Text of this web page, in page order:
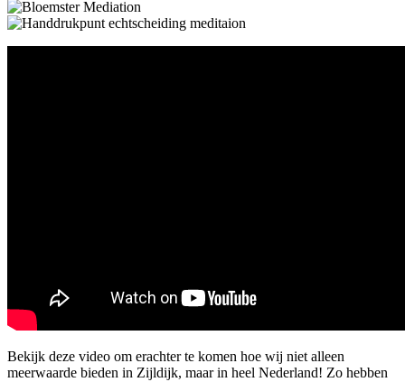
Bekijk deze video om erachter te komen hoe wij niet alleen
meerwaarde bieden in Zijldijk, maar in heel Nederland! Zo hebben